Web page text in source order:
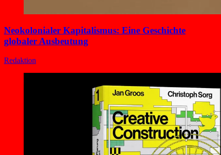
Neokolonialer Kapitalismus: Eine Geschichte
globaler Ausbeutung
Redaktion